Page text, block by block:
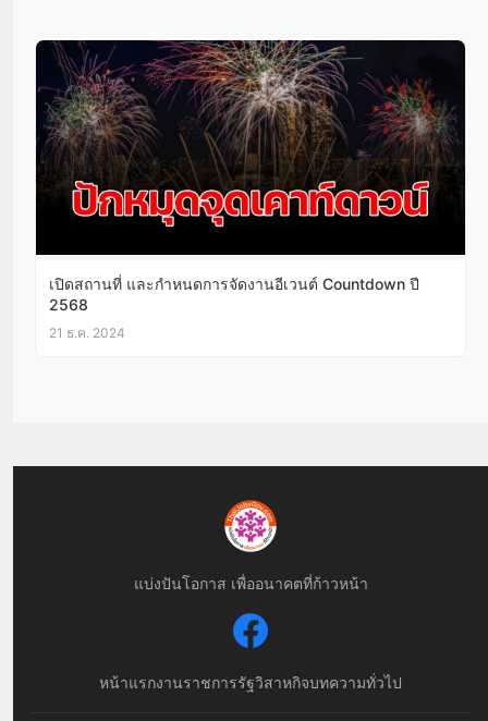
เปิดสถานที่ และกำหนดการจัดงานอีเวนต์ Countdown ปี
2568
21 ธ.ค. 2024
แบ่งปันโอกาส เพื่ออนาคตที่ก้าวหน้า
หน้าแรกงานราชการรัฐวิสาหกิจบทความทั่วไป